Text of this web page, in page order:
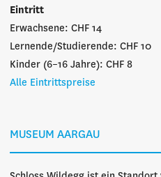
Eintritt
Erwachsene: CHF 14
Lernende/Studierende: CHF 10
Kinder (6–16 Jahre): CHF 8
Alle Eintrittspreise
MUSEUM AARGAU